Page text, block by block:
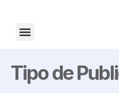
Tipo de